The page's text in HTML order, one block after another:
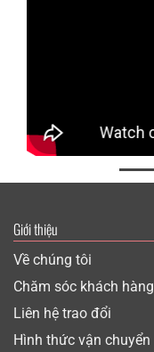
Giới thiệu
Về chúng tôi
Chăm sóc khách hàng
Liên hệ trao đổi
Hình thức vận chuyển